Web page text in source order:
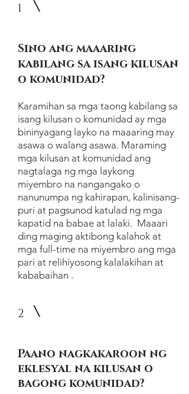
1
Sino ang maaaring
kabilang sa isang kilusan
o komunidad?
Karamihan sa mga taong kabilang sa
isang kilusan o komunidad ay mga
bininyagang layko na maaaring may
asawa o walang asawa. Maraming
mga kilusan at komunidad ang
nagtalaga ng mga laykong
miyembro na nangangako o
nanunumpa ng kahirapan, kalinisang-
puri at pagsunod katulad ng mga
kapatid na babae at lalaki. Maaari
ding maging aktibong kalahok at
mga full-time na miyembro ang mga
pari at relihiyosong kalalakihan at
kababaihan .
2
Paano nagkakaroon ng
eklesyal na kilusan o
bagong komunidad?